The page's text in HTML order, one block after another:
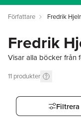
Författare Fredrik
Fredrik
Visar alla böcker från
11 produkter
Filtrera